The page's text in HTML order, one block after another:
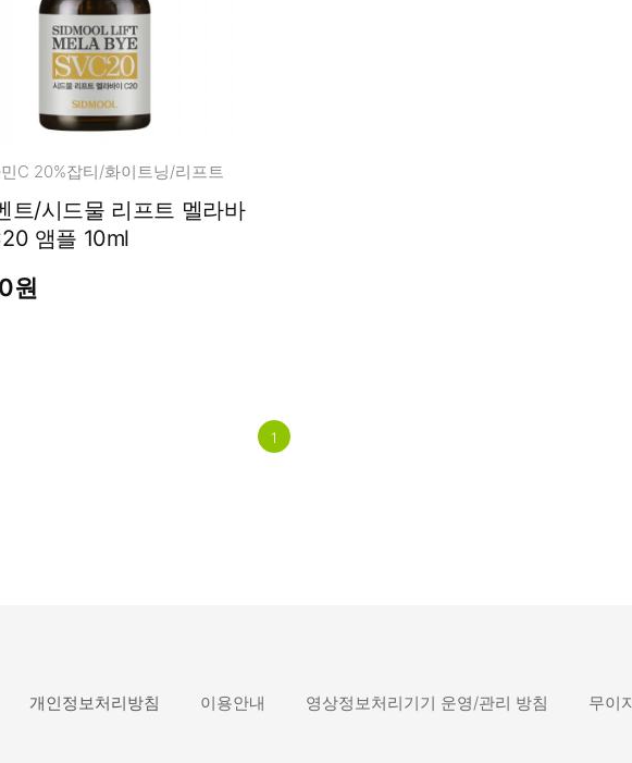
C 20%잡티/화이트닝/리프트
트/시드물 리프트 멜라바
앰플 10ml
원
1
개인정보처리방침 이용안내 영상정보처리기기 운영/관리 방침 무이